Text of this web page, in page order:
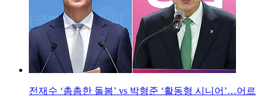
전재수 ‘촘촘한 돌봄’ vs 박형준 ‘활동형 시니어’…어르